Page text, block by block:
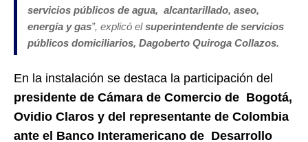
servicios públicos de agua, alcantarillado, aseo,
energía y gas”, explicó elsuperintendente de servicios
públicos domiciliarios, Dagoberto Quiroga Collazos.
En la instalación se destaca la participación del
presidente de Cámara de Comercio de Bogotá,
Ovidio Claros y del representante de Colombia
ante el Banco Interamericano de Desarrollo